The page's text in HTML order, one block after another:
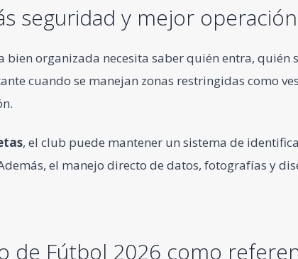
seguridad y mejor operación
organizada necesita saber quién entra,
cuando se manejan zonas restringidas como
, el club puede mantener un sistema de
el manejo directo de datos, fotografías y
de Fútbol 2026 como